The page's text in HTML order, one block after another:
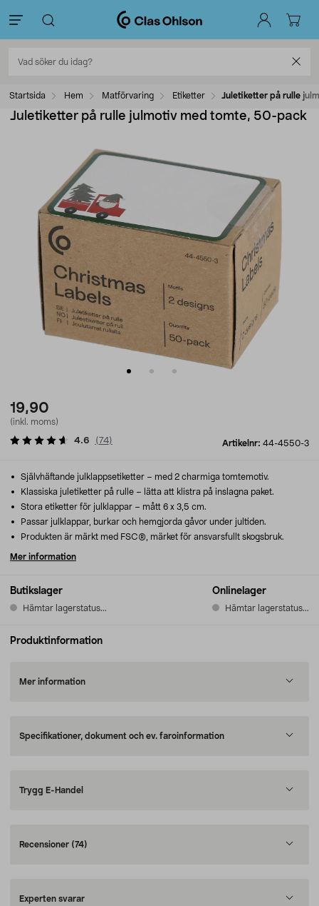
Startsida Hem Matförvaring Etiketter Juletiketter på rulle
Juletiketter på rulle julmotiv med tomte, 50-pack
19,90
(inkl. moms)
Artikelnr: 44-4550-3
4.6 (74)
Butikslager
Hämtar lagerstatus...
Onlinelager
Hämtar lagerstatus...
Självhäftande julklappsetiketter – med 2 charmiga tomtemotiv.
Klassiska juletiketter på rulle – lätta att klistra på inslagna paket.
Stora etiketter för julklappar – mått 6 x 3,5 cm.
Passar julklappar, burkar och hemgjorda gåvor under jultiden.
Produkten är märkt med FSC®, märket för ansvarsfullt skogsbruk.
Mer information
Produktinformation
Mer information
Specifikationer, dokument och ev. faroinformation
Trygg E-Handel
Recensioner (74)
Experten svarar